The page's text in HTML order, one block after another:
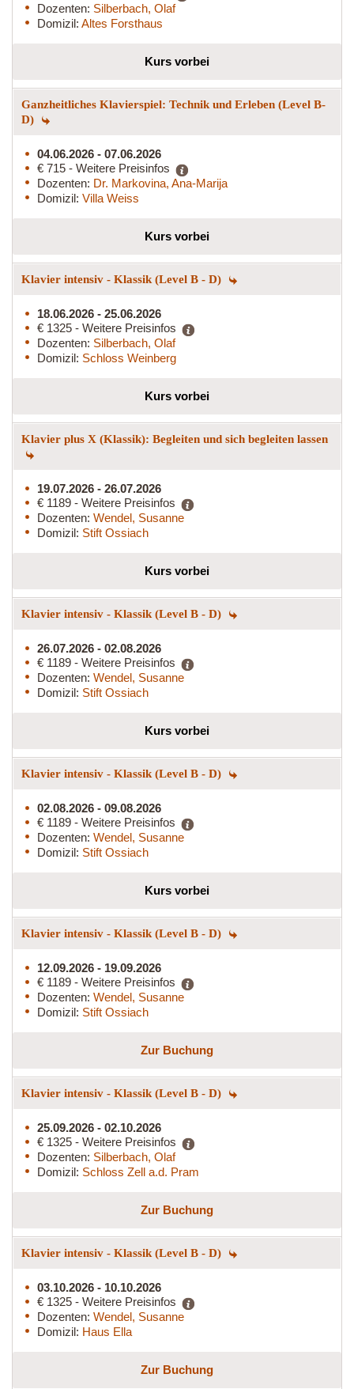
Dozenten: Silberbach, Olaf
Domizil: Altes Forsthaus
Kurs vorbei
Ganzheitliches Klavierspiel: Technik und Erleben (Level B-
D)
04.06.2026 - 07.06.2026
€ 715 - Weitere Preisinfos
Dozenten: Dr. Markovina, Ana-Marija
Domizil: Villa Weiss
Kurs vorbei
Klavier intensiv - Klassik (Level B - D)
18.06.2026 - 25.06.2026
€ 1325 - Weitere Preisinfos
Dozenten: Silberbach, Olaf
Domizil: Schloss Weinberg
Kurs vorbei
Klavier plus X (Klassik): Begleiten und sich begleiten lassen
19.07.2026 - 26.07.2026
€ 1189 - Weitere Preisinfos
Dozenten: Wendel, Susanne
Domizil: Stift Ossiach
Kurs vorbei
Klavier intensiv - Klassik (Level B - D)
26.07.2026 - 02.08.2026
€ 1189 - Weitere Preisinfos
Dozenten: Wendel, Susanne
Domizil: Stift Ossiach
Kurs vorbei
Klavier intensiv - Klassik (Level B - D)
02.08.2026 - 09.08.2026
€ 1189 - Weitere Preisinfos
Dozenten: Wendel, Susanne
Domizil: Stift Ossiach
Kurs vorbei
Klavier intensiv - Klassik (Level B - D)
12.09.2026 - 19.09.2026
€ 1189 - Weitere Preisinfos
Dozenten: Wendel, Susanne
Domizil: Stift Ossiach
Zur Buchung
Klavier intensiv - Klassik (Level B - D)
25.09.2026 - 02.10.2026
€ 1325 - Weitere Preisinfos
Dozenten: Silberbach, Olaf
Domizil: Schloss Zell a.d. Pram
Zur Buchung
Klavier intensiv - Klassik (Level B - D)
03.10.2026 - 10.10.2026
€ 1325 - Weitere Preisinfos
Dozenten: Wendel, Susanne
Domizil: Haus Ella
Zur Buchung